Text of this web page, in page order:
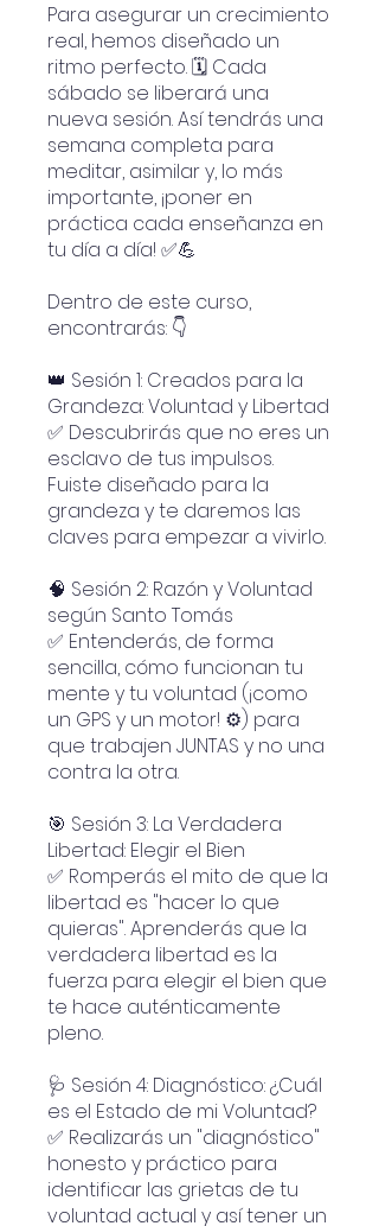
Para asegurar un crecimiento
real, hemos diseñado un
ritmo perfecto. 🗓️ Cada
sábado se liberará una
nueva sesión. Así tendrás una
semana completa para
meditar, asimilar y, lo más
importante, ¡poner en
práctica cada enseñanza en
tu día a día! ✅💪
Dentro de este curso,
encontrarás: 👇
👑 Sesión 1: Creados para la
Grandeza: Voluntad y Libertad
✅ Descubrirás que no eres un
esclavo de tus impulsos.
Fuiste diseñado para la
grandeza y te daremos las
claves para empezar a vivirlo.
🧠 Sesión 2: Razón y Voluntad
según Santo Tomás
✅ Entenderás, de forma
sencilla, cómo funcionan tu
mente y tu voluntad (¡como
un GPS y un motor! ⚙️) para
que trabajen JUNTAS y no una
contra la otra.
🎯 Sesión 3: La Verdadera
Libertad: Elegir el Bien
✅ Romperás el mito de que la
libertad es "hacer lo que
quieras". Aprenderás que la
verdadera libertad es la
fuerza para elegir el bien que
te hace auténticamente
pleno.
🩺 Sesión 4: Diagnóstico: ¿Cuál
es el Estado de mi Voluntad?
✅ Realizarás un "diagnóstico"
honesto y práctico para
identificar las grietas de tu
voluntad actual y así tener un